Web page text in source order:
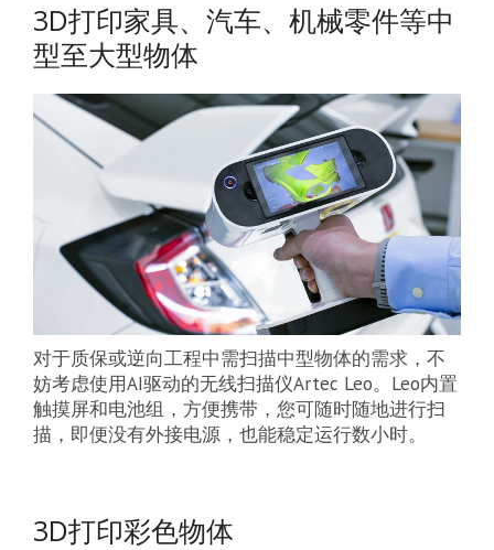
3D打印家具、汽车、机械零件等中
型至大型物体
对于质保或逆向工程中需扫描中型物体的需求，不
妨考虑使用AI驱动的无线扫描仪Artec Leo。Leo内置
触摸屏和电池组，方便携带，您可随时随地进行扫
描，即便没有外接电源，也能稳定运行数小时。
3D打印彩色物体